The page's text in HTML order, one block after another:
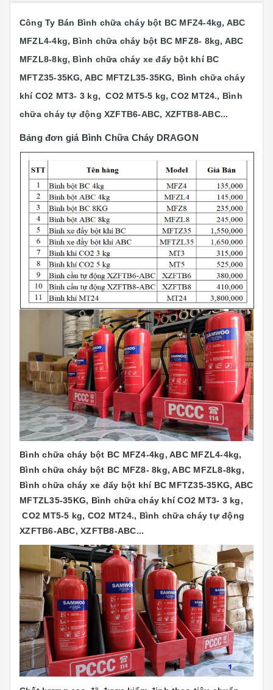
Công Ty Bán Bình chữa cháy bột BC MFZ4-4kg, ABC
MFZL4-4kg, Bình chữa cháy bột BC MFZ8- 8kg, ABC
MFZL8-8kg, Bình chữa cháy xe đẩy bột khí BC
MFTZ35-35KG, ABC MFTZL35-35KG, Bình chữa cháy
khí CO2 MT3- 3 kg, CO2 MT5-5 kg, CO2 MT24., Bình
chữa cháy tự động XZFTB6-ABC, XZFTB8-ABC...
Bảng đơn giá Bình Chữa Cháy DRAGON
Bình chữa cháy bột BC MFZ4-4kg, ABC MFZL4-4kg,
Bình chữa cháy bột BC MFZ8- 8kg, ABC MFZL8-8kg,
Bình chữa cháy xe đẩy bột khí BC MFTZ35-35KG, ABC
MFTZL35-35KG, Bình chữa cháy khí CO2 MT3- 3 kg,
CO2 MT5-5 kg, CO2 MT24., Bình chữa cháy tự động
XZFTB6-ABC, XZFTB8-ABC...